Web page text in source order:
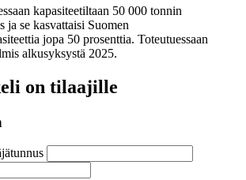
kapasiteetiltaan 50 000 tonnin
ja se kasvattaisi Suomen
jopa 50 prosenttia. Toteutuessaan
alkusyksystä 2025.
on tilaajille